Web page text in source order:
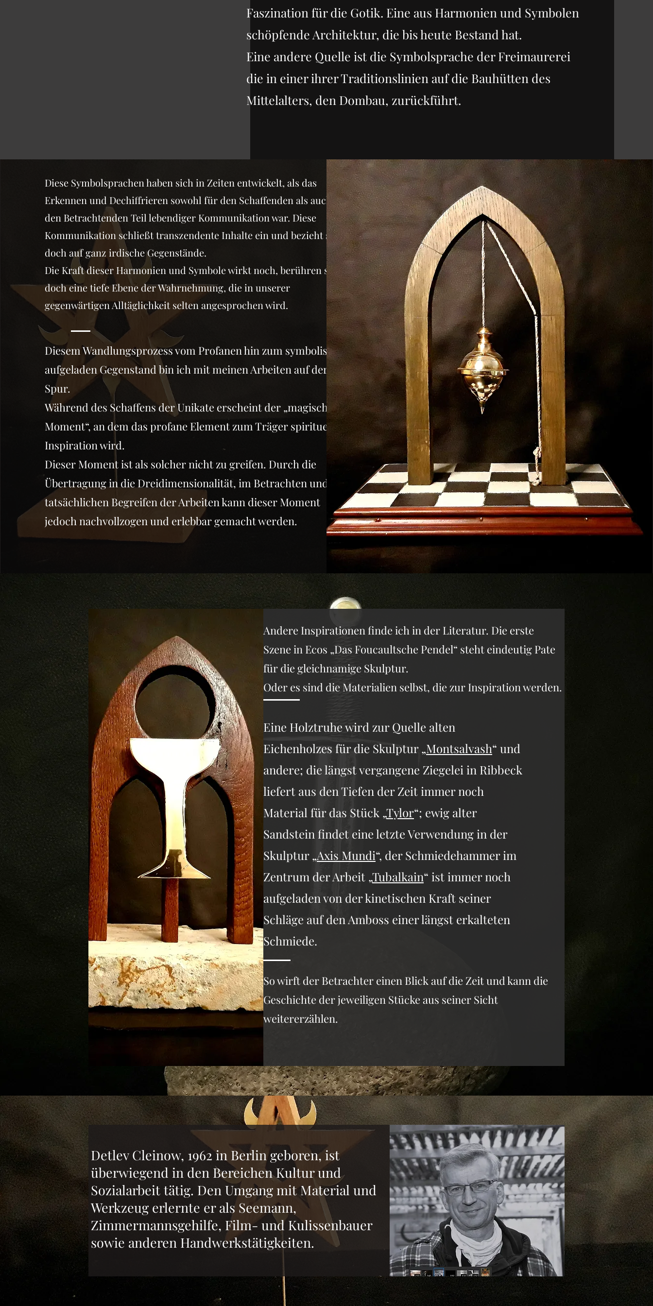
Faszination für die Gotik. Eine aus Harmonien und Symbolen
schöpfende Architektur, die bis heute Bestand hat.
Eine andere Quelle ist die Symbolsprache der Freimaurerei
die in einer ihrer Traditionslinien auf die Bauhütten des
Mittelalters, den Dombau, zurückführt.
Diese Symbolsprachen haben sich in Zeiten entwickelt, als das
Erkennen und Dechiffrieren sowohl für den Schaffenden als auch für
den Betrachtenden Teil lebendiger Kommunikation war. Diese
Kommunikation schließt transzendente Inhalte ein und bezieht sich
doch auf ganz irdische Gegenstände.
Die Kraft dieser Harmonien und Symbole wirkt noch, berühren sie
doch eine tiefe Ebene der Wahrnehmung, die in unserer
gegenwärtigen Alltäglichkeit selten angesprochen wird.
Diesem Wandlungsprozess vom Profanen hin zum symbolisch
aufgeladen Gegenstand bin ich mit meinen Arbeiten auf der
Spur.
Während des Schaffens der Unikate erscheint der „magische
Moment“, an dem das profane Element zum Träger spiritueller
Inspiration wird.
Dieser Moment ist als solcher nicht zu greifen. Durch die
Übertragung in die Dreidimensionalität, im Betrachten und
tatsächlichen Begreifen der Arbeiten kann dieser Moment
jedoch nachvollzogen und erlebbar gemacht werden.
Andere Inspirationen finde ich in der Literatur. Die erste
Szene in Ecos „Das Foucaultsche Pendel“ steht eindeutig Pate
für die gleichnamige Skulptur.
Oder es sind die Materialien selbst, die zur Inspiration werden.
Eine Holztruhe wird zur Quelle alten
Eichenholzes für die Skulptur „Montsalvash“ und
andere; die längst vergangene Ziegelei in Ribbeck
liefert aus den Tiefen der Zeit immer noch
Material für das Stück „Tylor“; ewig alter
Sandstein findet eine letzte Verwendung in der
Skulptur „Axis Mundi“, der Schmiedehammer im
Zentrum der Arbeit „Tubalkain“ ist immer noch
aufgeladen von der kinetischen Kraft seiner
Schläge auf den Amboss einer längst erkalteten
Schmiede.
So wirft der Betrachter einen Blick auf die Zeit und kann die
Geschichte der jeweiligen Stücke aus seiner Sicht
weitererzählen.
Detlev Cleinow, 1962 in Berlin geboren, ist
überwiegend in den Bereichen Kultur und
Sozialarbeit tätig. Den Umgang mit Material und
Werkzeug erlernte er als Seemann,
Zimmermannsgehilfe, Film- und Kulissenbauer
sowie anderen Handwerkstätigkeiten.